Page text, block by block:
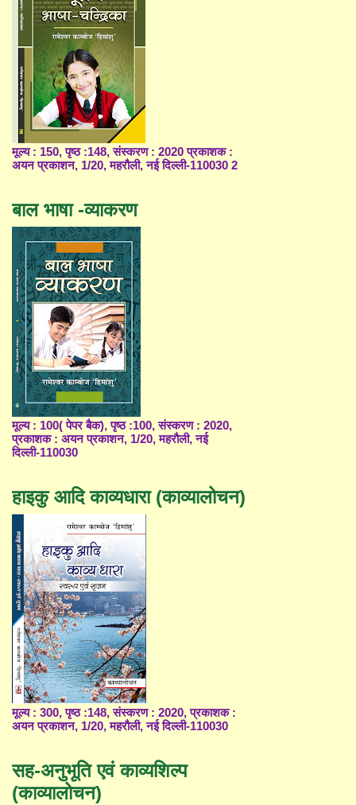
मूल्य : 150, पृष्ठ :148, संस्करण : 2020 प्रकाशक :
अयन प्रकाशन, 1/20, महरौली, नई दिल्ली-110030 2
बाल भाषा -व्याकरण
मूल्य : 100( पेपर बैक), पृष्ठ :100, संस्करण : 2020,
प्रकाशक : अयन प्रकाशन, 1/20, महरौली, नई
दिल्ली-110030
हाइकु आदि काव्यधारा (काव्यालोचन)
मूल्य : 300, पृष्ठ :148, संस्करण : 2020, प्रकाशक :
अयन प्रकाशन, 1/20, महरौली, नई दिल्ली-110030
सह-अनुभूति एवं काव्यशिल्प
(काव्यालोचन)